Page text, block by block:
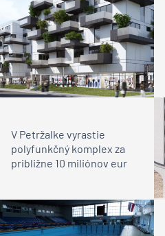
V Petržalke vyrastie
polyfunkčný komplex za
približne 10 miliónov eur